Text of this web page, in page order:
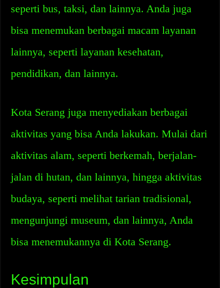
seperti bus, taksi, dan lainnya. Anda juga
bisa menemukan berbagai macam layanan
lainnya, seperti layanan kesehatan,
pendidikan, dan lainnya.
Kota Serang juga menyediakan berbagai
aktivitas yang bisa Anda lakukan. Mulai dari
aktivitas alam, seperti berkemah, berjalan-
jalan di hutan, dan lainnya, hingga aktivitas
budaya, seperti melihat tarian tradisional,
mengunjungi museum, dan lainnya, Anda
bisa menemukannya di Kota Serang.
Kesimpulan